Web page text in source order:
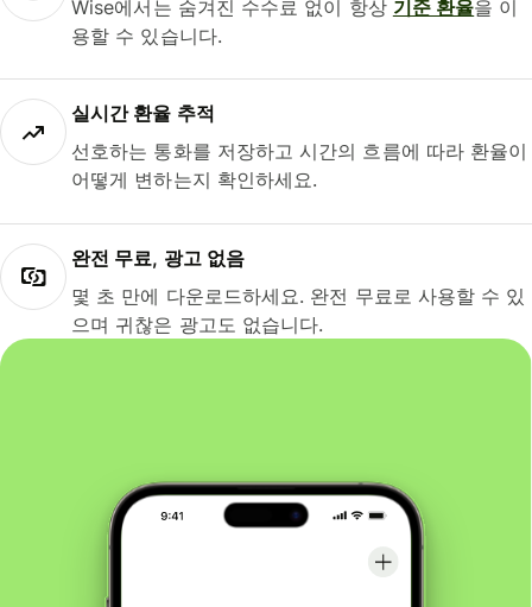
Wise에서는 숨겨진 수수료 없이 항상 기준 환율을 이
용할 수 있습니다.
실시간 환율 추적
선호하는 통화를 저장하고 시간의 흐름에 따라 환율이
어떻게 변하는지 확인하세요.
완전 무료, 광고 없음
몇 초 만에 다운로드하세요. 완전 무료로 사용할 수 있
으며 귀찮은 광고도 없습니다.